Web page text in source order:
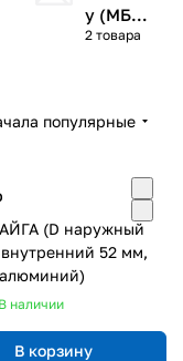
у (МБ,
Буран)
2 товара
популярные
(D наружный
52 мм,
В наличии
В корзину